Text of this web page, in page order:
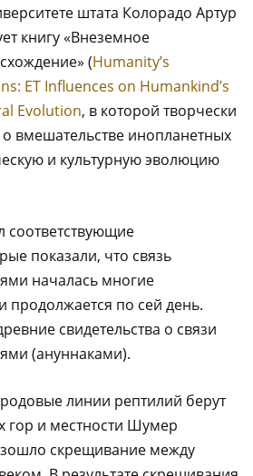
штата Колорадо Артур
книгу «Внеземное
(Humanity’s
ET Influences on Humankind’s
Evolution, в которой творчески
о вмешательстве инопланетных
и культурную эволюцию
соответствующие
показали, что связь
началась многие
продолжается по сей день.
свидетельства о связи
(ануннаками).
линии рептилий берут
гор и местности Шумер
скрещивание между